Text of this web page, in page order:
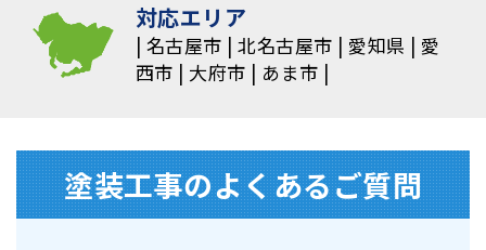
対応エリア
名古屋市 北名古屋市 愛知県
愛
西市
大府市 あま市
塗装⼯事のよくあるご質問